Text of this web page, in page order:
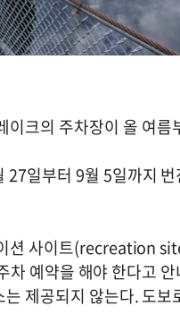
크의 주차장이 올 여
27일부터 9월 5일까지
션 사이트(recreation
예약을 해야 한다고
제공되지 않는다. 도